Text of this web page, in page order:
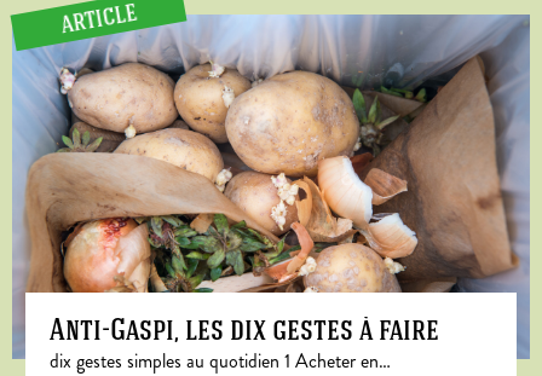
ARTICLE
Anti-Gaspi, les dix gestes à faire
dix gestes simples au quotidien 1 Acheter en…